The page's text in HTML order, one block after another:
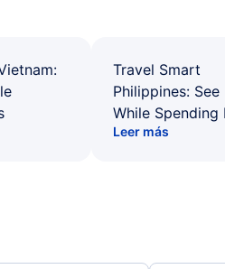
Travel Smart
Philippines: See
While Spending
Leer más